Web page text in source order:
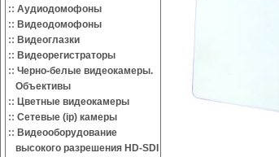
:: Аудиодомофоны
:: Видеодомофоны
:: Видеоглазки
:: Видеорегистраторы
:: Черно-белые видеокамеры.
Объективы
:: Цветные видеокамеры
:: Сетевые (ip) камеры
:: Видеооборудование
высокого разрешения HD-SDI